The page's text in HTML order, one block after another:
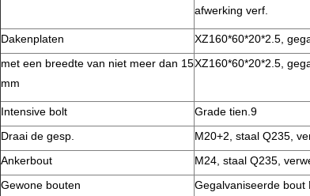
afwerking verf.
Dakenplaten
XZ160*60*20*2.5,
met een breedte van niet meer dan 15
mm
XZ160*60*20*2.5,
Intensive bolt
Grade tien.9
Draai de gesp.
M20+2, staal Q235,
Ankerbout
M24, staal Q235,
Gewone bouten
Gegalvaniseerde bout